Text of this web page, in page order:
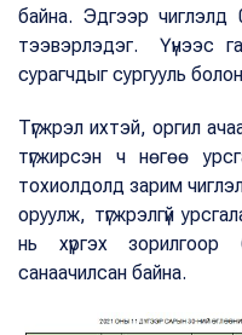
байна. Эдгээр чиглэлд
тээвэрлэдэг. Үүнээс
сурагчдыг сургууль
Түгжрэл ихтэй, оргил
түгжирсэн ч нөгөө
тохиолдолд зарим
оруулж, түгжрэлгүй
нь хүргэх зорилгоор
санаачилсан байна.